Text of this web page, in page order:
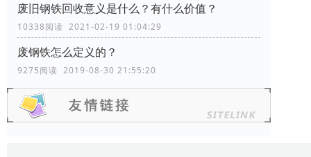
废旧钢铁回收​意义是什么？有什么价值？
10338阅读 2021-02-19 01:04:29
废钢铁怎么定义的？
9275阅读 2019-08-30 21:55:20